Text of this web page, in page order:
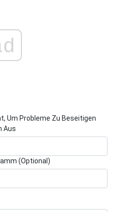
Um Probleme Zu Beseitigen
Aus
(Optional)